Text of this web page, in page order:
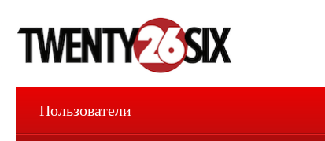
Пользователи